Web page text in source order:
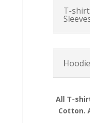
T-
All T-
Cotton.